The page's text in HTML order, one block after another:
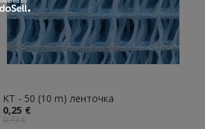
KT - 50 (10 m) ленточка
0,25 €
0,73 €